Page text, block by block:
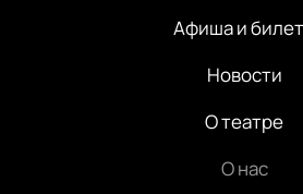
Афиша и
Новости
О театре
О нас